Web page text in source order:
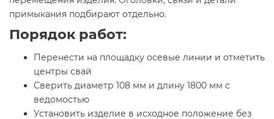
примыкания подбирают отдельно.
Порядок работ:
Перенести на площадку осевые линии и отметить
центры свай
Сверить диаметр 108 мм и длину 1800 мм с
ведомостью
Установить изделие в исходное положение без